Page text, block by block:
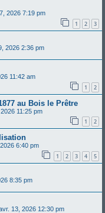
2026 7:19 pm
1 2 3
2026 2:36 pm
11:42 am
1 2
au Bois le Prêtre
11:25 pm
1 2
6:40 pm
1 2 3 4 5
8:35 pm
13, 2026 12:30 pm